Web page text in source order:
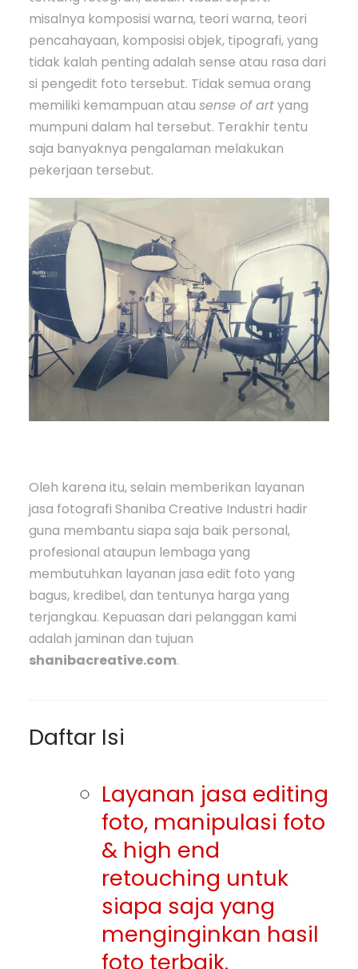
misalnya komposisi warna, teori warna, teori
pencahayaan, komposisi objek, tipografi, yang
tidak kalah penting adalah sense atau rasa dari
si pengedit foto tersebut. Tidak semua orang
memiliki kemampuan atausense of artyang
mumpuni dalam hal tersebut. Terakhir tentu
saja banyaknya pengalaman melakukan
pekerjaan tersebut.
Oleh karena itu, selain memberikan layanan
jasa fotografi Shaniba Creative Industri hadir
guna membantu siapa saja baik personal,
profesional ataupun lembaga yang
membutuhkan layanan jasa edit foto yang
bagus, kredibel, dan tentunya harga yang
terjangkau. Kepuasan dari pelanggan kami
adalah jaminan dan tujuan
shanibacreative.com.
Daftar Isi
Layanan jasa editing
foto, manipulasi foto
& high end
retouching untuk
siapa saja yang
menginginkan hasil
foto terbaik.